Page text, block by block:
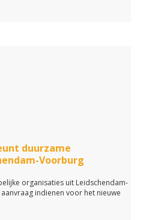
duurzame
Voorburg
organisaties uit Leidschendam-
indienen voor het nieuwe